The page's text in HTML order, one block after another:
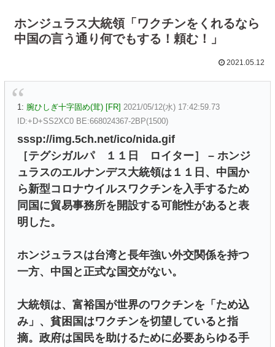
ホンジュラス大統領「ワクチンをくれるなら
中国の言う通り何でもする！頼む！」
2021.05.12
1: 腕ひしぎ十字固め(茸) [FR] 2021/05/12(水) 17:42:59.73
ID:+D+SS2XC0 BE:668024367-2BP(1500)
sssp://img.5ch.net/ico/nida.gif
［テグシガルパ １１日 ロイター］ – ホンジ
ュラスのエルナンデス大統領は１１日、中国か
ら新型コロナウイルスワクチンを入手するため
同国に貿易事務所を開設する可能性があると表
明した。
ホンジュラスは台湾と長年強い外交関係を持つ
一方、中国と正式な国交がない。
大統領は、富裕国が世界のワクチンを「ため込
み」、貧困国はワクチンを切望していると指
摘。政府は国民を助けるために必要あらゆる手